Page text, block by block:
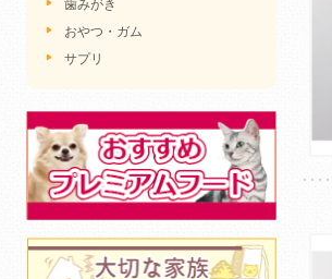
歯みがき
おやつ・ガム
サプリ